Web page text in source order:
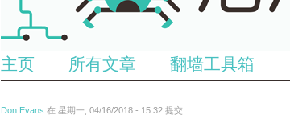
主页 所有文章 翻墙工具箱
Don Evans 在 星期一, 04/16/2018 - 15:32 提交